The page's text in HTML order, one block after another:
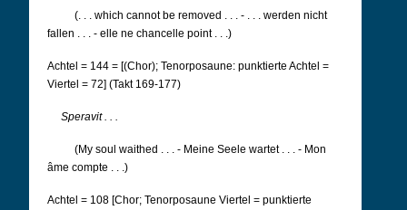
(. . . which cannot be removed . . . - . . . werden nicht
fallen . . . - elle ne chancelle point . . .)
Achtel = 144 = [(Chor); Tenorposaune: punktierte Achtel =
Viertel = 72] (Takt 169-177)
Speravit . . .
(My soul waithed . . . - Meine Seele wartet . . . - Mon
âme compte . . .)
Achtel = 108 [Chor; Tenorposaune Viertel = punktierte